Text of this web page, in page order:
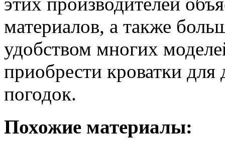
материалов, а также
удобством многих
приобрести кроватки
погодок.
Похожие материалы: